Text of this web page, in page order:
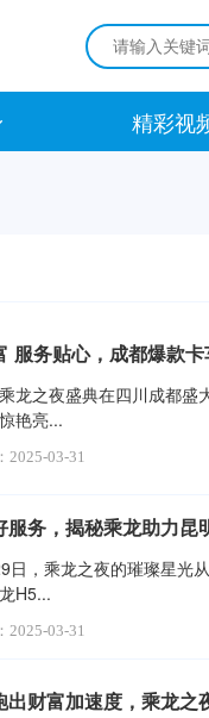
精彩视
服务贴心，成都爆款卡
龙之夜盛典在四川成都盛
艳亮...
2025-03-31
服务，揭秘乘龙助力昆
，乘龙之夜的璀璨星光从
H5...
2025-03-31
出财富加速度，乘龙之